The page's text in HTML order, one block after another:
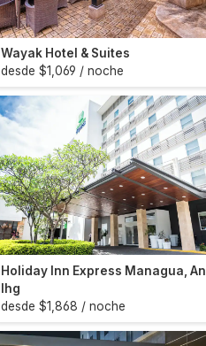
Wayak Hotel & Suites
desde $1,069 / noche
Holiday Inn Express Managua, An
Ihg
desde $1,868 / noche